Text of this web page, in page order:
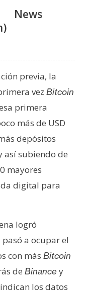
previa, la
vez Bitcoin
primera
más de USD
depósitos
así subiendo de
mayores
digital para
logró
pasó a ocupar el
con más Bitcoin
de Binance y
los datos